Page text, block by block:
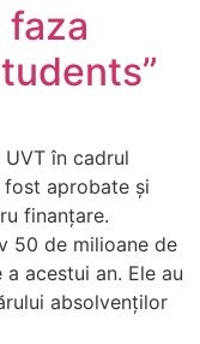
faza
în cadrul
fost aprobate și
finanțare.
50 de milioane de
acestui an. Ele au
absolvenților